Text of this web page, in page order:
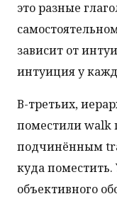
это разные
зависит от
интуиция у
В-третьих,
поместили walk
подчинённым
куда
объективного